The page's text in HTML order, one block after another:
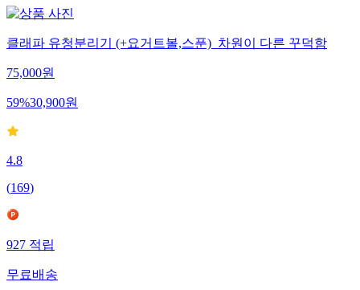
클래파 유청분리기 (+요거트볼,스푼)_차원이 다른 꾸덕함
75,000원
59%30,900원
4.8
(169)
927적립
무료배송